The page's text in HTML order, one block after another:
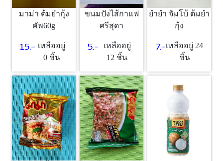
มาม่า ต้มยำกุ้ง
คัพ60g
15.- เหลืออยู่
0 ชิ้น
ขนมปังไส้กาแฟ
ศรีสุดา
5.-
เหลืออยู่
12 ชิ้น
ยำยำ จัมโบ้ ต้มยำ
กุ้ง
7.-เหลืออยู่ 24
ชิ้น